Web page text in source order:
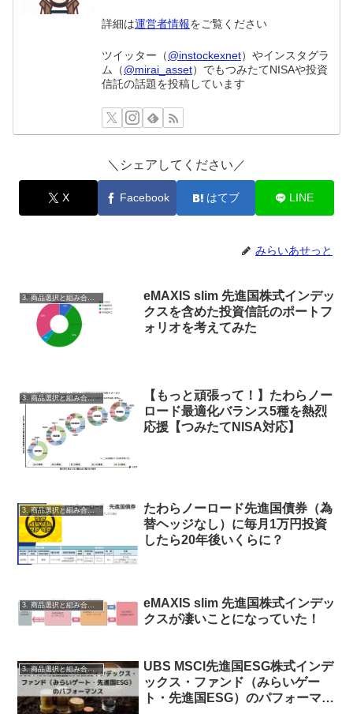
詳細は運営者情報をご覧ください
ツイッター（@instockexnet）やインスタグラ
ム（@mirai_asset）でもつみたてNISAや投資
信託の話題を投稿しています
＼シェアしてください／
X Facebook はてブ LINE
みらいあせっと
3. 商品選択と組み合わせ
eMAXIS slim 先進国株式インデッ
クスを含めた投資信託のポートフ
ォリオを考えてみた
3. 商品選択と組み合わせ
【もっと頑張って！】たわらノー
ロード最適化バランス5種を熱烈
応援【つみたてNISA対応】
3. 商品選択と組み合わせ
たわらノーロード先進国債券（為
替ヘッジなし）に毎月1万円投資
したら20年後いくらに？
3. 商品選択と組み合わせ
eMAXIS slim 先進国株式インデッ
クスが凄いことになっていた！
3. 商品選択と組み合わせ
UBS MSCI先進国ESG株式インデ
ックス・ファンド（みらいゲー
ト・先進国ESG）のパフォーマン